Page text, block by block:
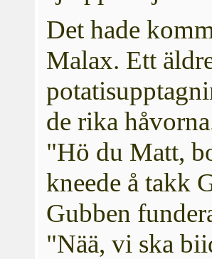
Det hade
Malax. Ett
de rika
"Hö du Matt,
kneede å takk
Gubben
"Nää, vi ska